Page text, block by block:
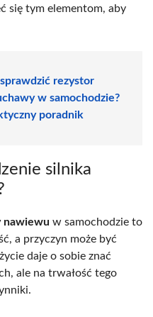
się tym elementom, aby
rezystor
w samochodzie?
poradnik
silnika
nawiewu w samochodzie to
a przyczyn może być
daje o sobie znać
ale na trwałość tego